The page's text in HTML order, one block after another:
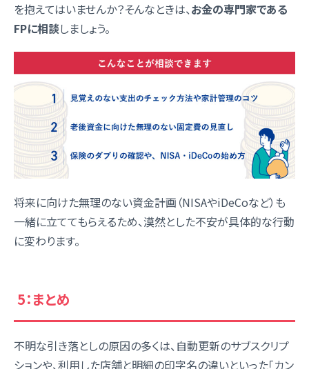
を抱えてはいませんか？そんなときは、お金の専門家である
FPに相談しましょう。
将来に向けた無理のない資金計画（NISAやiDeCoなど）も
一緒に立ててもらえるため、漠然とした不安が具体的な行動
に変わります。
5：まとめ
不明な引き落としの原因の多くは、自動更新のサブスクリプ
ションや、利用した店舗と明細の印字名の違いといった「カン